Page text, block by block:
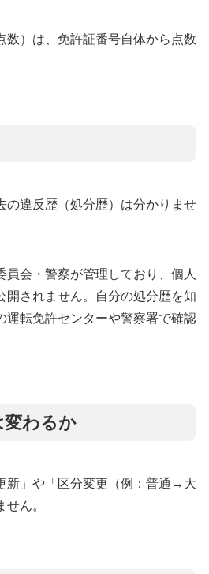
数）は、免許証番号自体から点数
の違反歴（処分歴）は分かりませ
員会・警察が管理しており、個人
開されません。自分の処分歴を知
運転免許センターや警察署で確認
変わるか
新」や「区分変更（例：普通→大
ん。